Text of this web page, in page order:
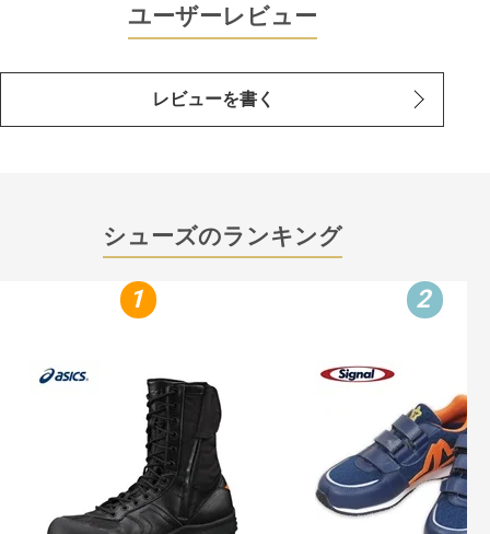
ユーザーレビュー
レビューを書く
シューズのランキング
1 2